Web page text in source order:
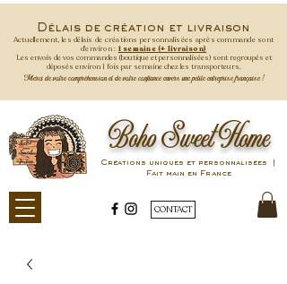
Délais de création et livraison
Actuellement, les délais de créations personnalisées après commande sont
d'environ : 1 semaine (+ livraison)
Les envois de vos commandes (boutique et personnalisées) sont regroupés et
déposés environ 1 fois par semainechez les transporteurs.
Merci de votre compréhension et de votre confiance envers une petite entreprise française !
Boho Sweet Home
Créations uniques et personnalisées |
Fait main en France
CONTACT